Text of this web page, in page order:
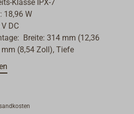
Klasse IPX-7
18,96 W
DC
Breite: 314 mm (12,36
(8,54 Zoll), Tiefe
178 mm (7,01 Zoll)
Montage: Breite: 314 mm
178 mm (7,01 Zoll)
Beidou